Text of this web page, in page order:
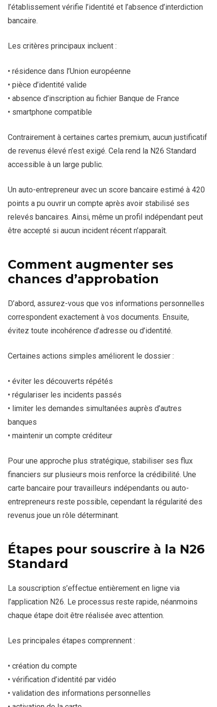
l’établissement vérifie l’identité et l’absence d’interdiction
bancaire.
Les critères principaux incluent :
• résidence dans l’Union européenne
• pièce d’identité valide
• absence d’inscription au fichier Banque de France
• smartphone compatible
Contrairement à certaines cartes premium, aucun justificatif
de revenus élevé n’est exigé. Cela rend la N26 Standard
accessible à un large public.
Un auto-entrepreneur avec un score bancaire estimé à 420
points a pu ouvrir un compte après avoir stabilisé ses
relevés bancaires. Ainsi, même un profil indépendant peut
être accepté si aucun incident récent n’apparaît.
Comment augmenter ses
chances d’approbation
D’abord, assurez-vous que vos informations personnelles
correspondent exactement à vos documents. Ensuite,
évitez toute incohérence d’adresse ou d’identité.
Certaines actions simples améliorent le dossier :
• éviter les découverts répétés
• régulariser les incidents passés
• limiter les demandes simultanées auprès d’autres
banques
• maintenir un compte créditeur
Pour une approche plus stratégique, stabiliser ses flux
financiers sur plusieurs mois renforce la crédibilité. Une
carte bancaire pour travailleurs indépendants ou auto-
entrepreneurs reste possible, cependant la régularité des
revenus joue un rôle déterminant.
Étapes pour souscrire à la N26
Standard
La souscription s’effectue entièrement en ligne via
l’application N26. Le processus reste rapide, néanmoins
chaque étape doit être réalisée avec attention.
Les principales étapes comprennent :
• création du compte
• vérification d’identité par vidéo
• validation des informations personnelles